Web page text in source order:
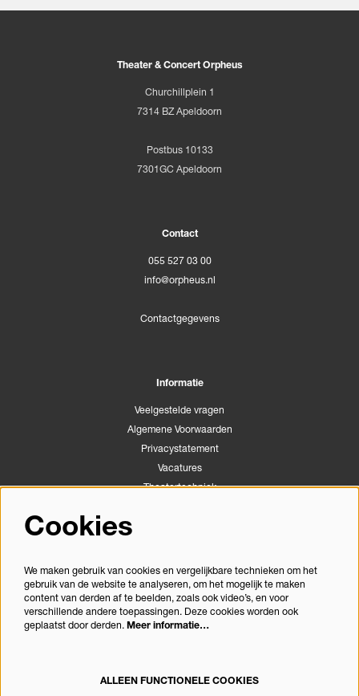
Theater & Concert Orpheus
Churchillplein 1
7314 BZ Apeldoorn
Postbus 10133
7301GC Apeldoorn
Contact
055 527 03 00
info@orpheus.nl
Contactgegevens
Informatie
Veelgestelde vragen
Algemene Voorwaarden
Privacystatement
Vacatures
Theatertechniek
Congrescentrum Orpheus
Volg ons
Meld je aan voor de nieuwsbrief
Cookies
We maken gebruik van cookies en vergelijkbare technieken om het
gebruik van de website te analyseren, om het mogelijk te maken
content van derden af te beelden, zoals ook video’s, en voor
verschillende andere toepassingen. Deze cookies worden ook
geplaatst door derden. Meer informatie…
ALLEEN FUNCTIONELE COOKIES